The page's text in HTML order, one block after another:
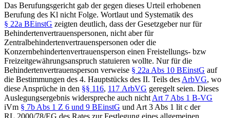
Das Berufungsgericht gab der gegen dieses Urteil erhobenen
Berufung des Kl nicht Folge. Wortlaut und Systematik des
§ 22a BEinstG zeigten deutlich, dass der Gesetzgeber nur für
Behindertenvertrauenspersonen, nicht aber für
Zentralbehindertenvertrauenspersonen oder die
Konzernbehindertenvertrauensperson einen Freistellungs- bzw
Freizeitgewährungsanspruch statuieren wollte. Nur für die
Behindertenvertrauensperson verweise § 22a Abs 10 BEinstG auf
die Bestimmungen des 4. Hauptstücks des II. Teils des ArbVG, wo
diese Ansprüche in den §§ 116, 117 ArbVG geregelt seien. Dieses
Auslegungsergebnis widerspreche auch nicht Art 7 Abs 1 B-VG
iVm § 7b Abs 1 Z 6 und 9 BEinstG und Art 3 Abs 1 lit c der
RL 2000/78/EG des Rates zur Festlegung eines allgemeinen